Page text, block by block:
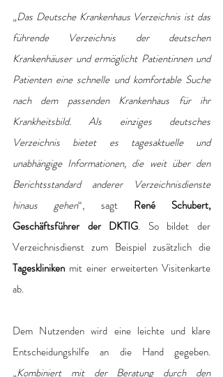
„Das Deutsche Krankenhaus Verzeichnis ist das
führende Verzeichnis der deutschen
Krankenhäuser und ermöglicht Patientinnen und
Patienten eine schnelle und komfortable Suche
nach dem passenden Krankenhaus für ihr
Krankheitsbild. Als einziges deutsches
Verzeichnis bietet es tagesaktuelle und
unabhängige Informationen, die weit über den
Berichtsstandard anderer Verzeichnisdienste
hinaus gehen“, sagt René Schubert,
Geschäftsführer der DKTIG. So bildet der
Tageskliniken mit einer erweiterten Visitenkarte
ab.
Dem Nutzenden wird eine leichte und klare
Entscheidungshilfe an die Hand gegeben.
„Kombiniert mit der Beratung durch den